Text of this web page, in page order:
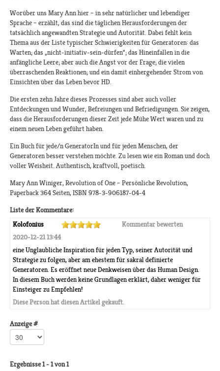
Worüber uns Mary Ann hier – in sehr natürlicher und lebendiger
Sprache – erzählt, das sind die täglichen Herausforderungen der
tatsächlich angewandten Strategie und Autorität. Dabei fehlt kein
Thema aus der Liste typischer Schwierigkeiten für Generatoren: das
Warten; das „nicht-initiativ-sein-dürfen“; das Hineinfallen in die
anfängliche Leere; aber auch die Angst vor der Frage; die vielen
überraschenden Reaktionen; und ein damit einhergehender Strom von
Einsichten über das Leben bevor HD.
Die ersten zehn Jahre dieses Prozesses sind aber auch voller
Entdeckungen und Wunder, Befreiungen und Befriedigungen. Sie zeigen,
dass die Herausforderungen dieser Zeit jede Mühe Wert waren und zu
einem neuen Leben geführt haben.
Ein Buch für jede/n GeneratorIn und für jeden Menschen, der
Generatoren besser verstehen möchte. Zu lesen wie ein Roman und doch
voller Weisheit. Authentisch, kraftvoll, poetisch.
Mary Ann Winiger, Revolution of One – Persönliche Revolution,
Paperback 364 Seiten, ISBN 978-3-906187-04-4
Liste der Kommentare:
Kolofonius
Kommentar bewerten
2020-12-21 13:44
eine Unglaubliche Inspiration für jeden Typ, seiner Autorität und
Strategie zu folgen, aber am ehestem für sakral definierte
Generatoren. Es eröffnet neue Denkweisen über das Human Design.
In diesem Buch werden keine Grundlagen erklärt, daher weniger für
Einsteiger zu Empfehlen!
Diese Person hat diesen Artikel gekauft.
Anzeige #
Ergebnisse 1 - 1 von 1